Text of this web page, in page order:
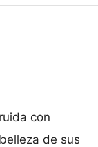
con
de sus